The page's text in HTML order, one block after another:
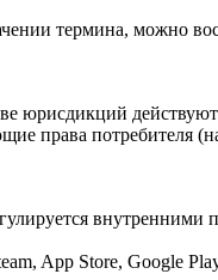
термина, можно
права потребителя
App Store, Google